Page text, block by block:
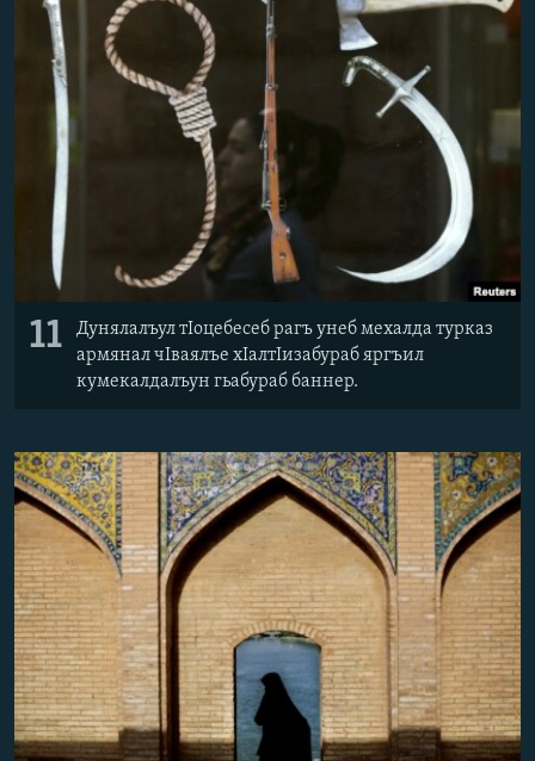
РАСПИСАНИЕ ВЕЩАНИЯ
ПОДПИШИТЕСЬ НА РАССЫЛКУ
СОЦИАЛЬНЫЕ СЕТИ
Все сайты РСЕ/РС
11
Дунялалъул тIоцебесеб рагъ унеб мехалда турказ
армянал чIваялъе хIалтIизабураб яргъил
кумекалдалъун гьабураб баннер.